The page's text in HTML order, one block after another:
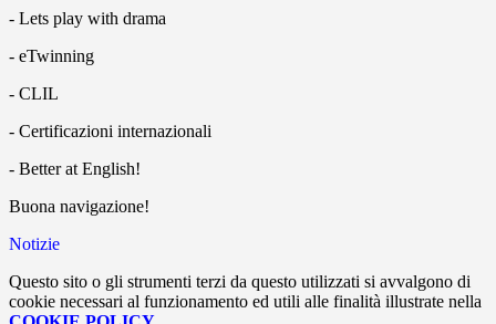
- Lets play with drama
- eTwinning
- CLIL
- Certificazioni internazionali
- Better at English!
Buona navigazione!
Notizie
Questo sito o gli strumenti terzi da questo utilizzati si avvalgono di
cookie necessari al funzionamento ed utili alle finalità illustrate nella